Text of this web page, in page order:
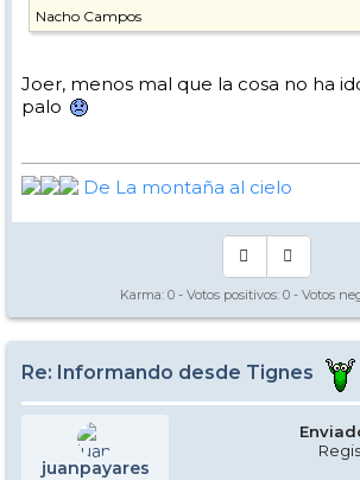
Nacho Campos
Joer, menos mal que la cosa no ha
palo
De La montaña al cielo
Karma: 0 - Votos positivos: 0 - Votos
Re: Informando desde Tignes
juanpayares